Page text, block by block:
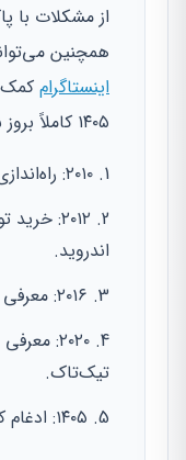
از مشکلات
همچنین
اینستاگرام کمک
۱۴۰۵ کاملاً بروز شده‌اند.
۲۰۱۰: راه‌اندازی نسخه iOS.
۲۰۱۲:
اندروید.
۲۰۱۶: معرفی استوری و تغییر لوگو.
تیک‌تاک.
۱۴۰۵: ادغام کامل با هوش مصنوعی متا.